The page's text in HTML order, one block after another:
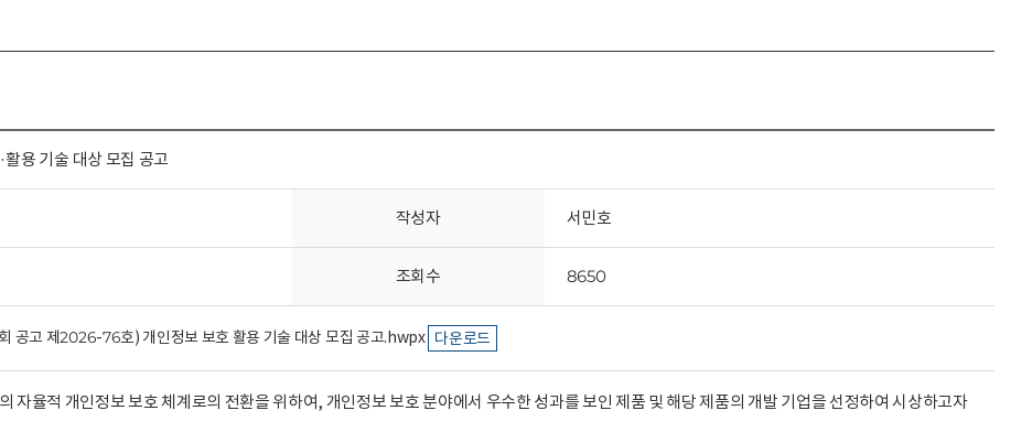
용 기술 대상 모집 공고
작성자 서민호
조회수 8650
공고 제2026-76호) 개인정보 보호 활용 기술 대상 모집 공고.hwpx 다운로드
자율적 개인정보 보호 체계로의 전환을 위하여, 개인정보 보호 분야에서 우수한 성과를 보인 제품 및 해당 제품의 개발 기업을 선정하여 시상하고자